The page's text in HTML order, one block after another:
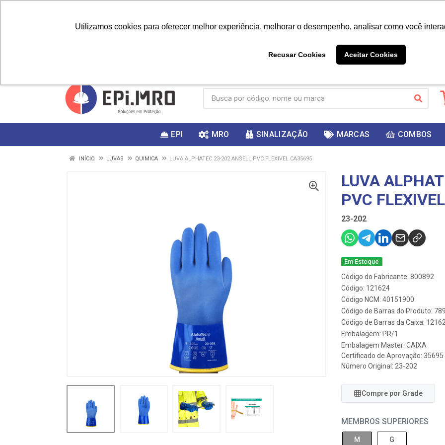
Utilizamos cookies para oferecer melhor experiência, melhorar o desempenho, analisar como você
Recusar Cookies Aceitar Cookies
ganhar
EPI MRO SINALIZAÇÃO MARCAS COMBOS
INÍCIO LUVAS QUIMICA LUVA ALPHATEC 23-202 ANSELL PVC FLEXIVEL CA35695
LUVA
PVC
23-202
Em Estoque
Código do Fabricante: 800892
Código: 121624
Código NCM: 40151900
Código de Barras do Produto:
Código de Barras da Caixa:
Embalagem: PR/1
Embalagem Master: CAIXA
Certificado de Aprovação: 35695
Número Original: 23-202
Compre por Grade
MEMBROS SUPERIORES
M G